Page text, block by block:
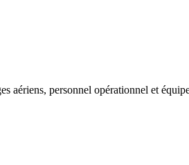
aériens, personnel opérationnel et